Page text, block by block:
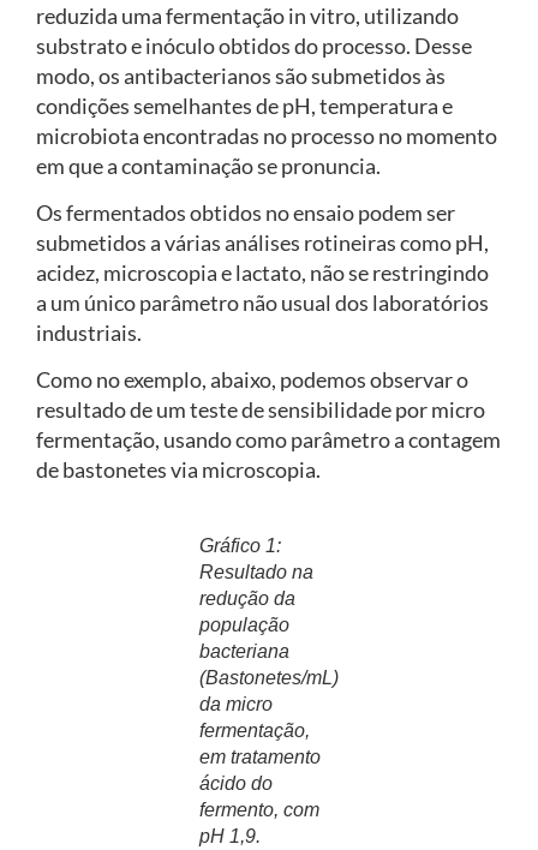
reduzida uma fermentação in vitro, utilizando
substrato e inóculo obtidos do processo. Desse
modo, os antibacterianos são submetidos às
condições semelhantes de pH, temperatura e
microbiota encontradas no processo no momento
em que a contaminação se pronuncia.
Os fermentados obtidos no ensaio podem ser
submetidos a várias análises rotineiras como pH,
acidez, microscopia e lactato, não se restringindo
a um único parâmetro não usual dos laboratórios
industriais.
Como no exemplo, abaixo, podemos observar o
resultado de um teste de sensibilidade por micro
fermentação, usando como parâmetro a contagem
de bastonetes via microscopia.
Gráfico 1:
Resultado na
redução da
população
bacteriana
(Bastonetes/mL)
da micro
fermentação,
em tratamento
ácido do
fermento, com
pH 1,9.